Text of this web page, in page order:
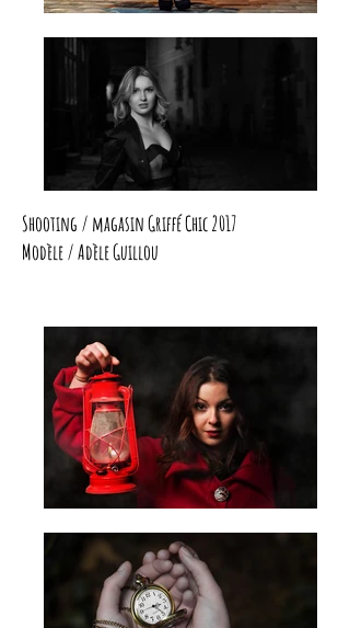
Shooting / magasin Griffé Chic 2017
Modèle / Adèle Guillou